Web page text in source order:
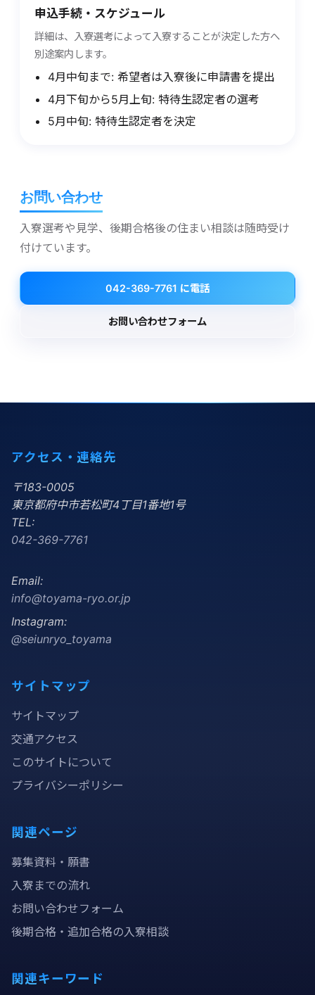
申込手続・スケジュール
詳細は、入寮選考によって入寮することが決定した方へ
別途案内します。
4月中旬まで: 希望者は入寮後に申請書を提出
4月下旬から5月上旬: 特待生認定者の選考
5月中旬: 特待生認定者を決定
お問い​合わせ
入寮選考や見学、後期合格後の住まい相談は随時受け
付けています。
042-369-7761 に電話
お問い合わせフォーム
アクセス・連絡先
〒183-0005
東京都府中市若松町4丁目1番地1号
TEL:
042-369-7761
Email:
info@toyama-ryo.or.jp
Instagram:
@seiunryo_toyama
サイトマップ
サイトマップ
交通アクセス
このサイトについて
プライバシーポリシー
関連ページ
募集資料・願書
入寮までの流れ
お問い合わせフォーム
後期合格・追加合格の入寮相談
関連キーワード